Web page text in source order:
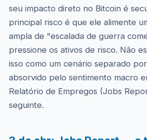
seu impacto direto no Bitcoin é
principal risco é que ele alimente
ampla de "escalada de guerra
pressione os ativos de risco. Não
isso como um cenário separado
absorvido pelo sentimento macro
Relatório de Empregos (Jobs
seguinte.